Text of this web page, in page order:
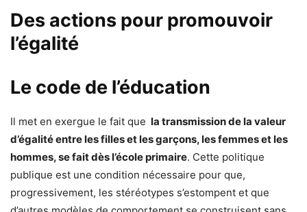
Des actions pour promouvoir
l’égalité
Le code de l’éducation
Il met en exergue le fait que la transmission de la valeur
d’égalité entre les filles et les garçons, les femmes et les
hommes, se fait dès l’école primaire. Cette politique
publique est une condition nécessaire pour que,
progressivement, les stéréotypes s’estompent et que